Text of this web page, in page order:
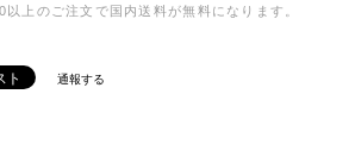
上のご注文で国内送料が無料になります。
通報する